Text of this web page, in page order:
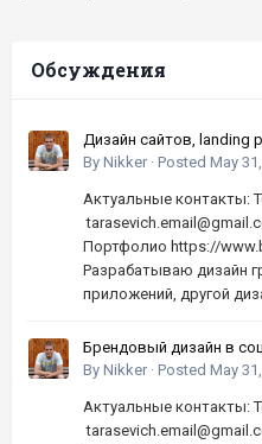
Обсуждения
Дизайн сайтов, landing
шапок | Высокое
By Nikker · Posted May
Актуальные контакты:
Портфолио https://
Разрабатываю дизайн
приложений, другой
Брендовый дизайн в
By Nikker · Posted May
Актуальные контакты: